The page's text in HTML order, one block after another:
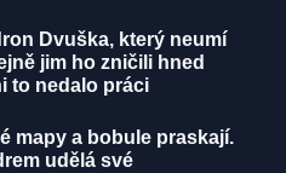
Dvuška, který neumí
jim ho zničili hned
to nedalo práci
mapy a bobule praskají.
udělá své